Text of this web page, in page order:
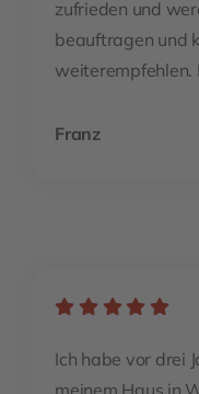
zufrieden und
beauftragen und
weiterempfehlen.
Franz
Ich habe vor drei